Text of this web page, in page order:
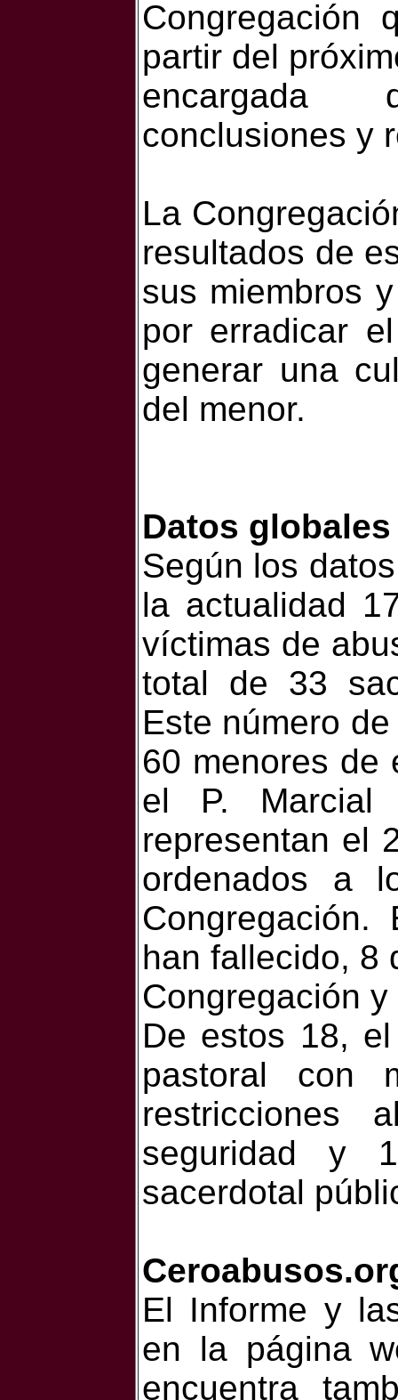
Congregación
partir del
encargada
conclusiones y
La
resultados de
sus miembros
por erradicar
generar una
del menor.
Datos globales
Según los
la actualidad
víctimas de
total de 33
Este número
60 menores de
el P. Marcial
representan el
ordenados a
Congregación.
han fallecido, 8
Congregación
De estos 18,
pastoral con
seguridad y
sacerdotal
El Informe y
en la página
encuentra